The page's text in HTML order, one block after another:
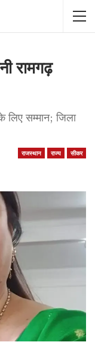
रामगढ़
लिए सम्मान; जिला
राजस्थान राज्य सीकर